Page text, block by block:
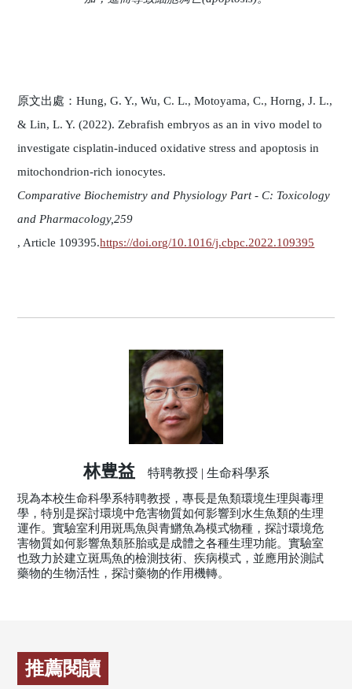
原文出處：Hung, G. Y., Wu, C. L., Motoyama, C., Horng, J. L.,
& Lin, L. Y. (2022). Zebrafish embryos as an in vivo model to
investigate cisplatin-induced oxidative stress and apoptosis in
mitochondrion-rich ionocytes.
Comparative Biochemistry and Physiology Part - C: Toxicology
and Pharmacology,259
, Article 109395.https://doi.org/10.1016/j.cbpc.2022.109395
林豊益 特聘教授 | 生命科學系
現為本校生命科學系特聘教授，專長是魚類環境生理與毒理
學，特別是探討環境中危害物質如何影響到水生魚類的生理
運作。實驗室利用斑馬魚與青鱂魚為模式物種，探討環境危
害物質如何影響魚類胚胎或是成體之各種生理功能。實驗室
也致力於建立斑馬魚的檢測技術、疾病模式，並應用於測試
藥物的生物活性，探討藥物的作用機轉。
推薦閱讀